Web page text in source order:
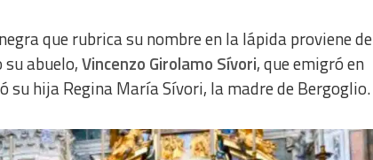
que rubrica su nombre en la lápida proviene de
abuelo,Vincenzo Girolamo Sívori, que emigró en
su hija Regina María Sívori, la madre de Bergoglio.